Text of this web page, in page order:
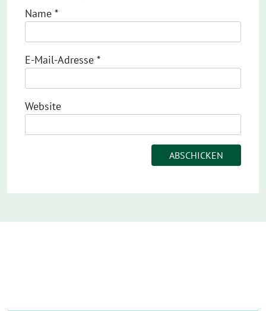
Name *
E-Mail-Adresse *
Website